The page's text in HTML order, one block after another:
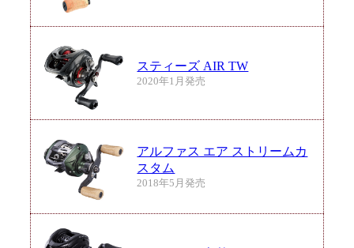
スティーズ AIR TW
2020年1月発売
アルファス エア ストリームカ
スタム
2018年5月発売